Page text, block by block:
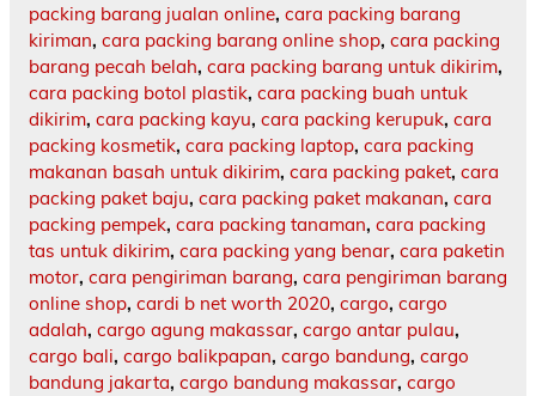
packing barang jualan online, cara packing barang
kiriman, cara packing barang online shop, cara packing
barang pecah belah, cara packing barang untuk dikirim,
cara packing botol plastik, cara packing buah untuk
dikirim, cara packing kayu, cara packing kerupuk, cara
packing kosmetik, cara packing laptop, cara packing
makanan basah untuk dikirim, cara packing paket, cara
packing paket baju, cara packing paket makanan, cara
packing pempek, cara packing tanaman, cara packing
tas untuk dikirim, cara packing yang benar, cara paketin
motor, cara pengiriman barang, cara pengiriman barang
online shop, cardi b net worth 2020, cargo, cargo
adalah, cargo agung makassar, cargo antar pulau,
cargo bali, cargo balikpapan, cargo bandung, cargo
bandung jakarta, cargo bandung makassar, cargo